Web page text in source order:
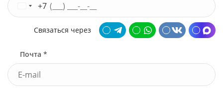
+7
Связаться через
Почта *